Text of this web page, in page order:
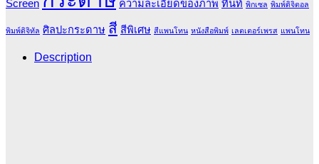
Screen ความละเอียดของภาพ ทินท์ พิกเซล พิมพ์ดิจิตอล
พิมพ์ดิจิทัล ศิลปะกระดาษ สี สีพิเศษ สีแพนโทน หนังสือพิมพ์ เลตเตอร์เพรส แพนโทน
Description